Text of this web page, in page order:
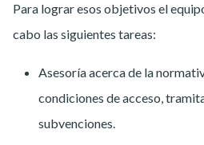
Para lograr esos objetivos el
cabo las siguientes tareas:
Asesoría acerca de la
condiciones de acceso,
subvenciones.